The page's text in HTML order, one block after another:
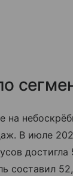
на
В июле
достигла
составил